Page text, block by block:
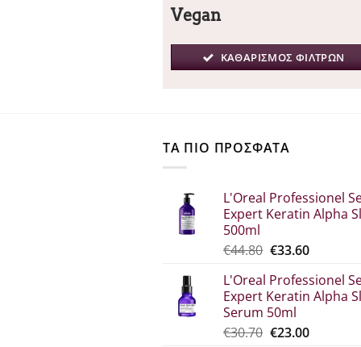
Vegan
ΚΑΘΑΡΙΣΜΟΣ ΦΙΛΤΡΩΝ
ΤΑ ΠΙΟ ΠΡΟΣΦΑΤΑ
L'Oreal Professionel
Expert Keratin Alpha
500ml
€44.80 Original
was:
€44.80.
€33.60Η
τιμή
είναι:
L'Oreal Professionel
Expert Keratin Alpha
Serum 50ml
€30.70 Original
€23.00Η